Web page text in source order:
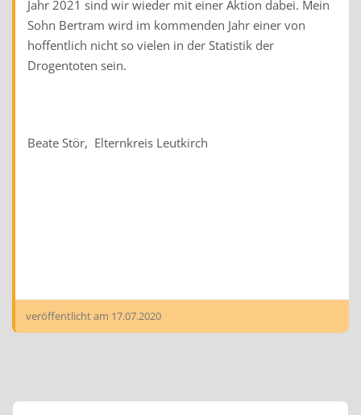
Jahr 2021 sind wir wieder mit einer Aktion dabei. Mein
Sohn Bertram wird im kommenden Jahr einer von
hoffentlich nicht so vielen in der Statistik der
Drogentoten sein.
Beate Stör, Elternkreis Leutkirch
veröffentlicht am 17.07.2020